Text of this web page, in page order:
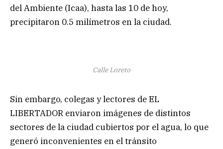
del Ambiente (Icaa), hasta las 10 de hoy,
precipitaron 0.5 milímetros en la ciudad.
Calle Loreto
Sin embargo, colegas y lectores de EL
LIBERTADOR enviaron imágenes de distintos
sectores de la ciudad cubiertos por el agua, lo que
generó inconvenientes en el tránsito